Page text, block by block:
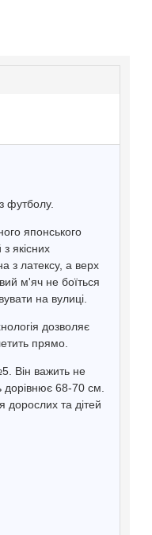
футболу.
японського
якісних
​​з латексу, а верх
м'яч не боїться
на вулиці.
дозволяє
прямо.
Він важить не
дорівнює 68-70 см.
дорослих та дітей